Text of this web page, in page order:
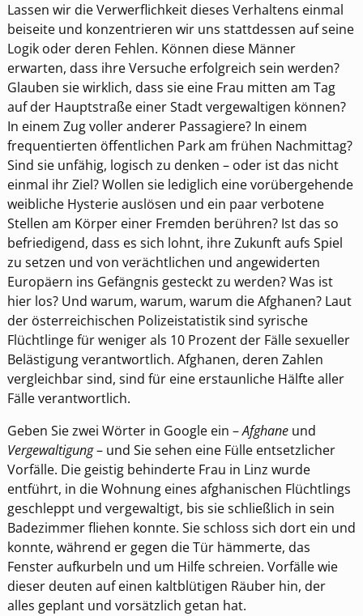
Lassen wir die Verwerflichkeit dieses Verhaltens einmal
beiseite und konzentrieren wir uns stattdessen auf seine
Logik oder deren Fehlen. Können diese Männer
erwarten, dass ihre Versuche erfolgreich sein werden?
Glauben sie wirklich, dass sie eine Frau mitten am Tag
auf der Hauptstraße einer Stadt vergewaltigen können?
In einem Zug voller anderer Passagiere? In einem
frequentierten öffentlichen Park am frühen Nachmittag?
Sind sie unfähig, logisch zu denken – oder ist das nicht
einmal ihr Ziel? Wollen sie lediglich eine vorübergehende
weibliche Hysterie auslösen und ein paar verbotene
Stellen am Körper einer Fremden berühren? Ist das so
befriedigend, dass es sich lohnt, ihre Zukunft aufs Spiel
zu setzen und von verächtlichen und angewiderten
Europäern ins Gefängnis gesteckt zu werden? Was ist
hier los? Und warum, warum, warum die Afghanen? Laut
der österreichischen Polizeistatistik sind syrische
Flüchtlinge für weniger als 10 Prozent der Fälle sexueller
Belästigung verantwortlich. Afghanen, deren Zahlen
vergleichbar sind, sind für eine erstaunliche Hälfte aller
Fälle verantwortlich.
Geben Sie zwei Wörter in Google ein –Afghaneund
Vergewaltigung– und Sie sehen eine Fülle entsetzlicher
Vorfälle. Die geistig behinderte Frau in Linz wurde
entführt, in die Wohnung eines afghanischen Flüchtlings
geschleppt und vergewaltigt, bis sie schließlich in sein
Badezimmer fliehen konnte. Sie schloss sich dort ein und
konnte, während er gegen die Tür hämmerte, das
Fenster aufkurbeln und um Hilfe schreien. Vorfälle wie
dieser deuten auf einen kaltblütigen Räuber hin, der
alles geplant und vorsätzlich getan hat.